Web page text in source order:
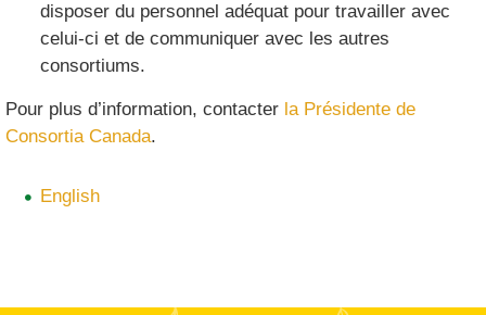
disposer du personnel adéquat pour travailler avec
celui-ci et de communiquer avec les autres
consortiums.
Pour plus d’information, contacter la Présidente de
Consortia Canada.
English